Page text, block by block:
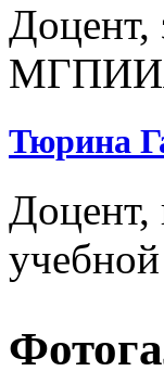
Доцент,
Тюрина
Доцент,